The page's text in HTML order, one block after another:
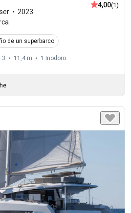
2023
4,00(1)
de un superbarco
3 11,4 m 1 Inodoro